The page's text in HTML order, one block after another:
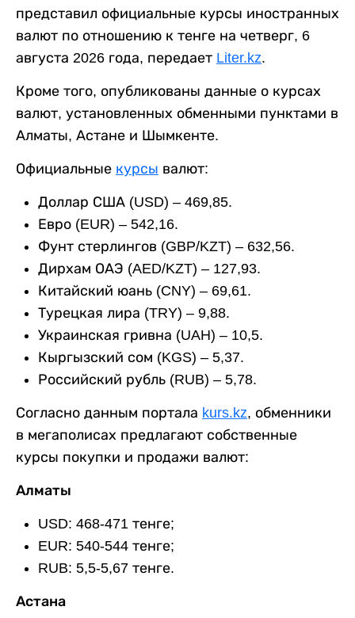
представил официальные курсы иностранных
валют по отношению к тенге на четверг, 6
августа 2026 года, передает Liter.kz.
Кроме того, опубликованы данные о курсах
валют, установленных обменными пунктами в
Алматы, Астане и Шымкенте.
Официальные курсы валют:
Доллар США (USD) – 469,85.
Евро (EUR) – 542,16.
Фунт стерлингов (GBP/KZT) – 632,56.
Дирхам ОАЭ (AED/KZT) – 127,93.
Китайский юань (CNY) – 69,61.
Турецкая лира (TRY) – 9,88.
Украинская гривна (UAH) – 10,5.
Кыргызский сом (KGS) – 5,37.
Российский рубль (RUB) – 5,78.
Согласно данным портала kurs.kz, обменники
в мегаполисах предлагают собственные
курсы покупки и продажи валют:
Алматы
USD: 468-471 тенге;
EUR: 540-544 тенге;
RUB: 5,5-5,67 тенге.
Астана